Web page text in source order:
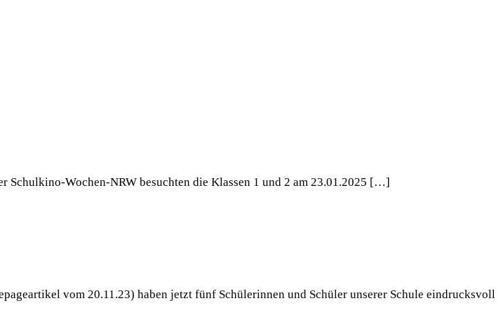
Schulkino-Wochen-NRW besuchten die Klassen 1 und 2 am 23.01.2025 […]
vom 20.11.23) haben jetzt fünf Schülerinnen und Schüler unserer Schule eindrucksvoll